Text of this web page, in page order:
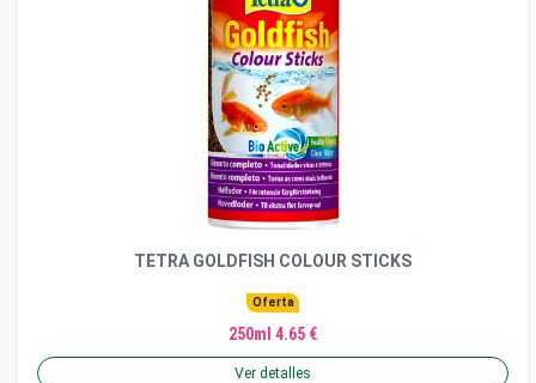
TETRA GOLDFISH COLOUR STICKS
Oferta
250ml 4.65 €
Ver detalles